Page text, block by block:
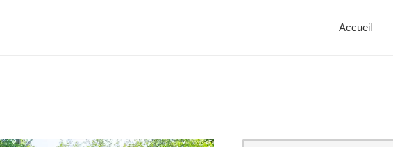
Accueil